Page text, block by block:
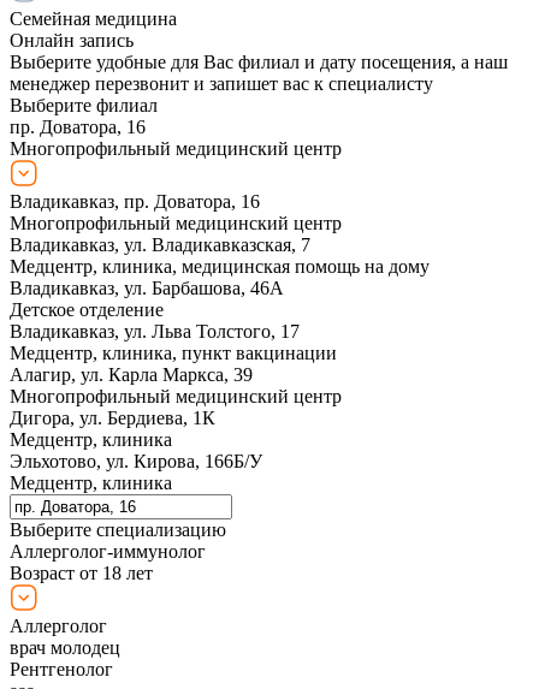
Семейная медицина
Онлайн запись
Выберите удобные для Вас филиал и дату посещения, а наш
менеджер перезвонит и запишет вас к специалисту
Выберите филиал
пр. Доватора, 16
Многопрофильный медицинский центр
Владикавказ, пр. Доватора, 16
Многопрофильный медицинский центр
Владикавказ, ул. Владикавказская, 7
Медцентр, клиника, медицинская помощь на дому
Владикавказ, ул. Барбашова, 46А
Детское отделение
Владикавказ, ул. Льва Толстого, 17
Медцентр, клиника, пункт вакцинации
Алагир, ул. Карла Маркса, 39
Многопрофильный медицинский центр
Дигора, ул. Бердиева, 1К
Медцентр, клиника
Эльхотово, ул. Кирова, 166Б/У
Медцентр, клиника
Выберите специализацию
Аллерголог-иммунолог
Возраст от 18 лет
Аллерголог
врач молодец
Рентгенолог